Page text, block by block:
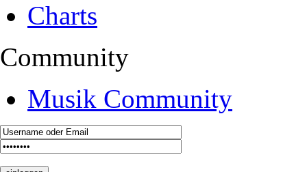
Charts
Community
Musik Community